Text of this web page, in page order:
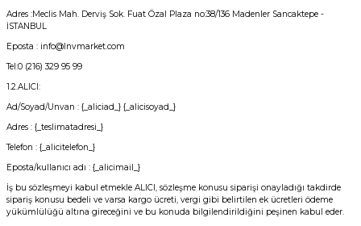
Adres :Meclis Mah. Derviş Sok. Fuat Özal Plaza no:38/136 Madenler Sancaktepe -
İSTANBUL
Eposta : info@lnvmarket.com
Tel:0 (216) 329 95 99
1.2.ALICI:
Ad/Soyad/Unvan : {_aliciad_} {_alicisoyad_}
Adres : {_teslimatadresi_}
Telefon : {_alicitelefon_}
Eposta/kullanıcı adı : {_alicimail_}
İş bu sözleşmeyi kabul etmekle ALICI, sözleşme konusu siparişi onayladığı takdirde
sipariş konusu bedeli ve varsa kargo ücreti, vergi gibi belirtilen ek ücretleri ödeme
yükümlülüğü altına gireceğini ve bu konuda bilgilendirildiğini peşinen kabul eder.